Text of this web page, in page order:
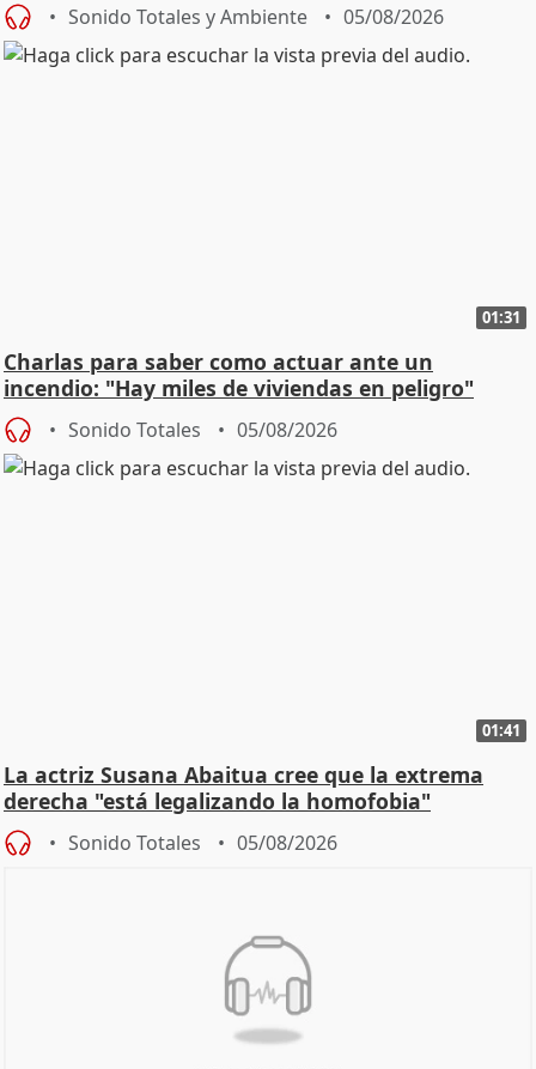
Sonido Totales y Ambiente 05/08/2026
01:31
Charlas para saber como actuar ante un
incendio: "Hay miles de viviendas en peligro"
Sonido Totales 05/08/2026
01:41
La actriz Susana Abaitua cree que la extrema
derecha "está legalizando la homofobia"
Sonido Totales 05/08/2026